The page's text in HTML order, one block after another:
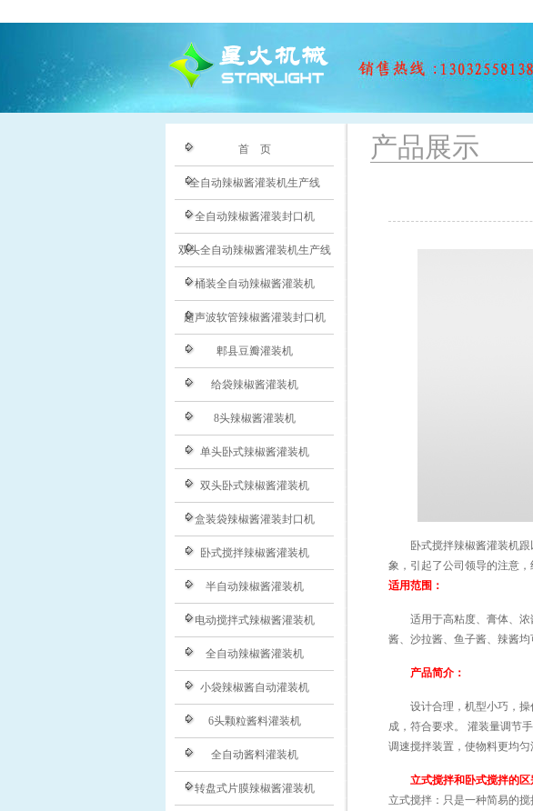
首 页
全自动辣椒酱灌装机生产线
全自动辣椒酱灌装封口机
双头全自动辣椒酱灌装机生产线
桶装全自动辣椒酱灌装机
超声波软管辣椒酱灌装封口机
郫县豆瓣灌装机
给袋辣椒酱灌装机
8头辣椒酱灌装机
单头卧式辣椒酱灌装机
双头卧式辣椒酱灌装机
盒装袋辣椒酱灌装封口机
卧式搅拌辣椒酱灌装机
半自动辣椒酱灌装机
电动搅拌式辣椒酱灌装机
全自动辣椒酱灌装机
小袋辣椒酱自动灌装机
6头颗粒酱料灌装机
全自动酱料灌装机
转盘式片膜辣椒酱灌装机
产品展示
卧式搅拌辣椒酱灌装机
象，引起了公司领导的注意
适用范围：
适用于高粘度、膏体、
酱、沙拉酱、鱼子酱、辣酱均
产品简介：
设计合理，机型小巧，
成，符合要求。 灌装量调节
调速搅拌装置，使物料更均匀
立式搅拌和卧式搅拌的区
立式搅拌：只是一种简易的